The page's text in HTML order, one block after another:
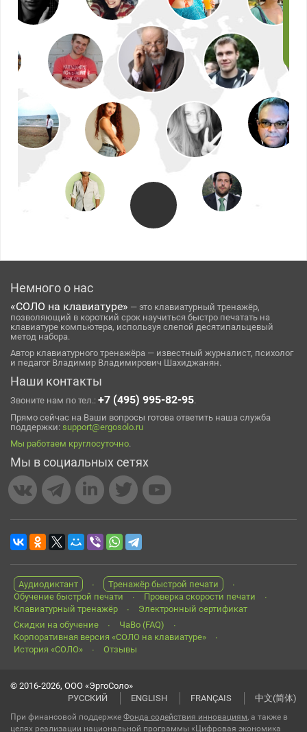
Немного о нас
«СОЛО на клавиатуре» — это клавиатурный тренажёр,
позволяющий в короткий срок научиться быстро печатать на
клавиатуре компьютера, используя слепой десятипальцевый
метод набора.
Автор клавиатурного тренажёра — известный журналист, психолог
и педагог Владимир Владимирович Шахиджанян.
Наши контакты
Звоните нам по тел.: +7 (495) 995-82-95.
Прямо сейчас на Ваши вопросы готова ответить наша служба
поддержки: support@ergosolo.ru
Мы работаем круглосуточно.
Мы в социальных сетях
Аудиодиктант
Тренажёр быстрой печати
Обучение быстрой печати
Проверка скорости печати
Клавиатурный тренажёр
Электронный сертификат
Скидки на обучение
ЧаВо (FAQ)
Корпоративная версия «СОЛО на клавиатуре»
История «СОЛО»
Отзывы
© 2016-2026, ООО «ЭргоСоло»
РУССКИЙ
ENGLISH FRANÇAIS 中文(简体)
При финансовой поддержке Фонда содействия инновациям, а также в
целях реализации национальной программы «Цифровая экономика